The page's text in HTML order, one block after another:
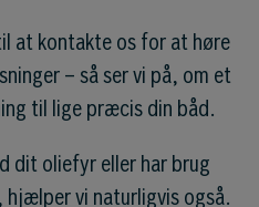
at kontakte os for at høre
– så ser vi på, om et
til lige præcis din båd.
dit oliefyr eller har brug
vi naturligvis også.